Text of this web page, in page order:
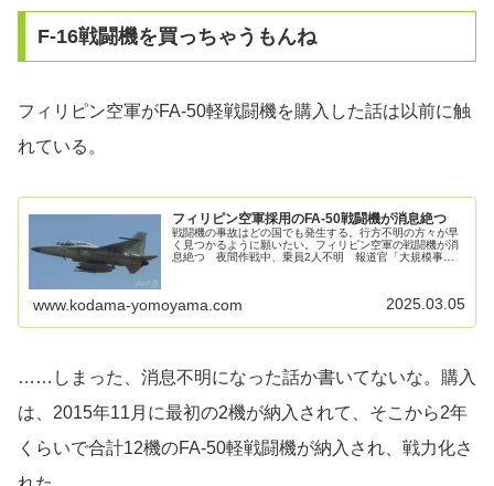
F-16戦闘機を買っちゃうもんね
フィリピン空軍がFA-50軽戦闘機を購入した話は以前に触
れている。
フィリピン空軍採用のFA-50戦闘機が消息絶つ
戦闘機の事故はどの国でも発生する。行方不明の方々が早
く見つかるように願いたい。フィリピン空軍の戦闘機が消
息絶つ 夜間作戦中、乗員2人不明 報道官「大規模事故
www.kodama-yomoyama.com 2025.03.05
……しまった、消息不明になった話か書いてないな。購入
は、2015年11月に最初の2機が納入されて、そこから2年
くらいで合計12機のFA-50軽戦闘機が納入され、戦力化さ